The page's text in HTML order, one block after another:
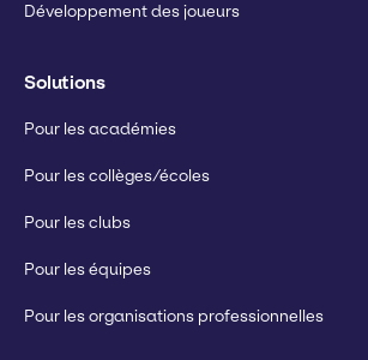
Développement des joueurs
Solutions
Pour les académies
Pour les collèges/écoles
Pour les clubs
Pour les équipes
Pour les organisations professionnelles